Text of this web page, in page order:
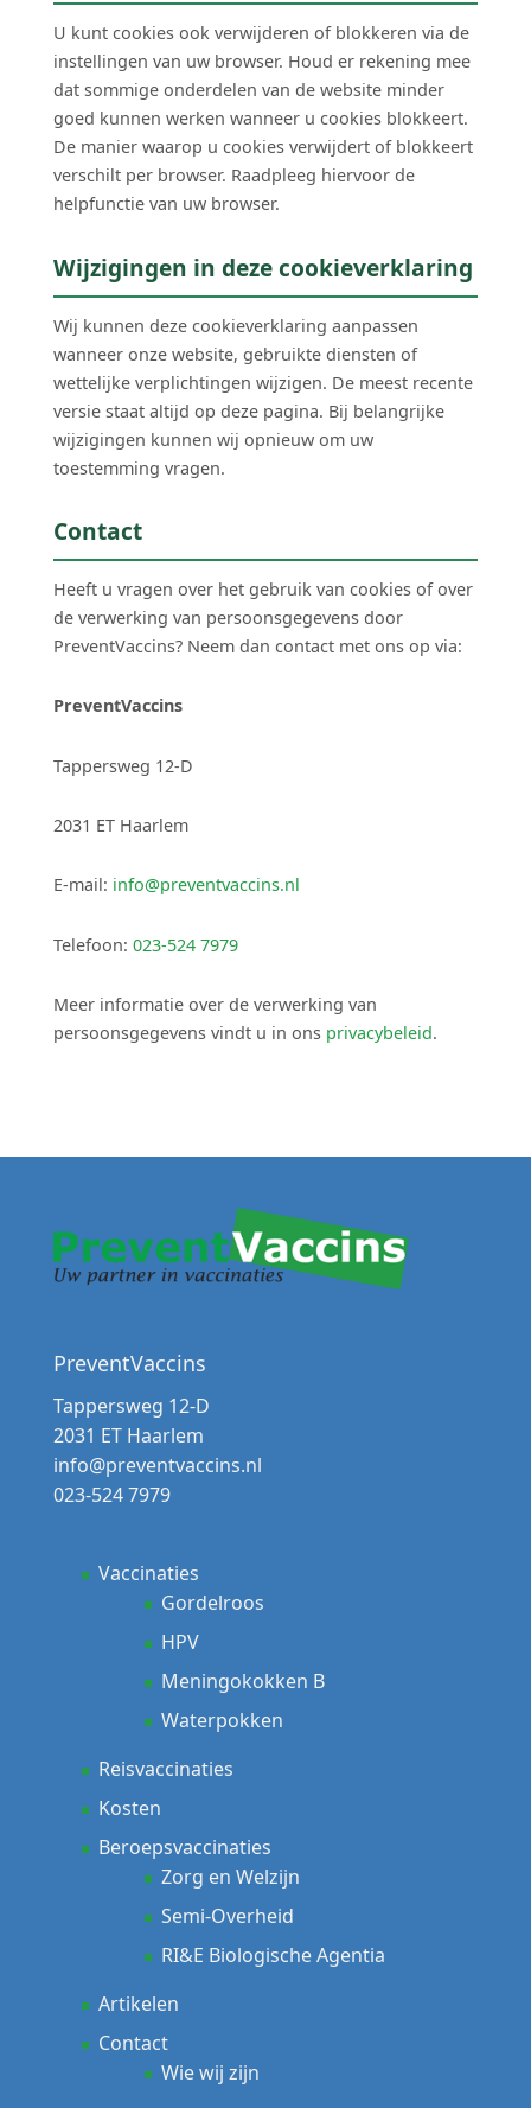
U kunt cookies ook verwijderen of blokkeren via de
instellingen van uw browser. Houd er rekening mee
dat sommige onderdelen van de website minder
goed kunnen werken wanneer u cookies blokkeert.
De manier waarop u cookies verwijdert of blokkeert
verschilt per browser. Raadpleeg hiervoor de
helpfunctie van uw browser.
Wijzigingen in deze cookieverklaring
Wij kunnen deze cookieverklaring aanpassen
wanneer onze website, gebruikte diensten of
wettelijke verplichtingen wijzigen. De meest recente
versie staat altijd op deze pagina. Bij belangrijke
wijzigingen kunnen wij opnieuw om uw
toestemming vragen.
Contact
Heeft u vragen over het gebruik van cookies of over
de verwerking van persoonsgegevens door
PreventVaccins? Neem dan contact met ons op via:
PreventVaccins
Tappersweg 12-D
2031 ET Haarlem
E-mail: info@preventvaccins.nl
Telefoon: 023-524 7979
Meer informatie over de verwerking van
persoonsgegevens vindt u in ons privacybeleid.
PreventVaccins
Tappersweg 12-D
2031 ET Haarlem
info@preventvaccins.nl
023-524 7979
Vaccinaties
Gordelroos
HPV
Meningokokken B
Waterpokken
Reisvaccinaties
Kosten
Beroepsvaccinaties
Zorg en Welzijn
Semi-Overheid
RI&E Biologische Agentia
Artikelen
Contact
Wie wij zijn